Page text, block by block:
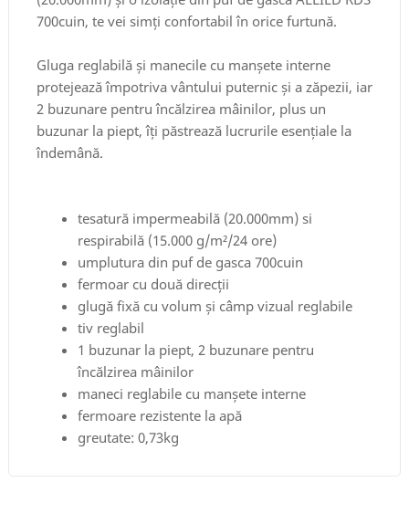
700cuin, te vei simți confortabil în orice furtună.
Gluga reglabilă și manecile cu manșete interne
protejează împotriva vântului puternic și a zăpezii, iar
2 buzunare pentru încălzirea mâinilor, plus un
buzunar la piept, îți păstrează lucrurile esențiale la
îndemână.
tesatură impermeabilă (20.000mm) si
respirabilă (15.000 g/m²/24 ore)
umplutura din puf de gasca 700cuin
fermoar cu două direcții
glugă fixă ​​cu volum și câmp vizual reglabile
tiv reglabil
1 buzunar la piept, 2 buzunare pentru
încălzirea mâinilor
maneci reglabile cu manșete interne
fermoare rezistente la apă
greutate: 0,73kg